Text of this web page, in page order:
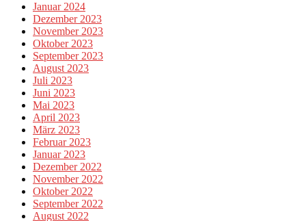
Januar 2024
Dezember 2023
November 2023
Oktober 2023
September 2023
August 2023
Juli 2023
Juni 2023
Mai 2023
April 2023
März 2023
Februar 2023
Januar 2023
Dezember 2022
November 2022
Oktober 2022
September 2022
August 2022